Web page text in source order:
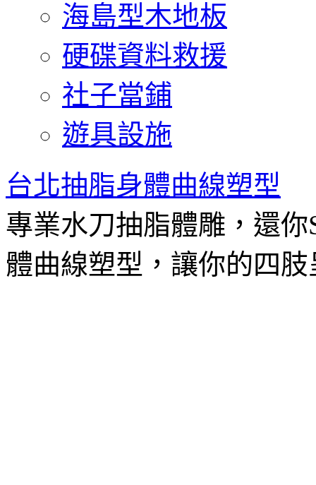
海島型木地板
硬碟資料救援
社子當鋪
遊具設施
台北抽脂身體曲線塑型
專業水刀抽脂體雕，還
體曲線塑型，讓你的四